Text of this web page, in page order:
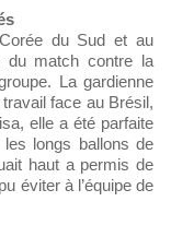
du Sud et au
du match contre la
La gardienne
face au Brésil,
elle a été parfaite
longs ballons de
haut a permis de
éviter à l’équipe de